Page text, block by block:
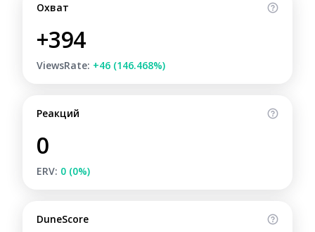
Охват
+394
ViewsRate: +46 (146.468%)
Реакций
0
ERV: 0 (0%)
DuneScore